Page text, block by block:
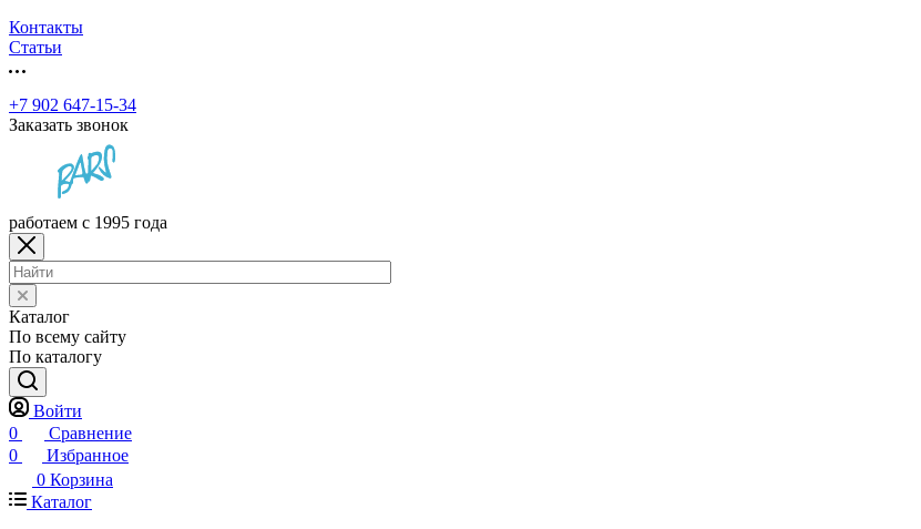
Контакты
Статьи
+7 902 647-15-34
Заказать звонок
работаем с 1995 года
Каталог
По всему сайту
По каталогу
Войти
0
Сравнение
0
Избранное
0 Корзина
Каталог